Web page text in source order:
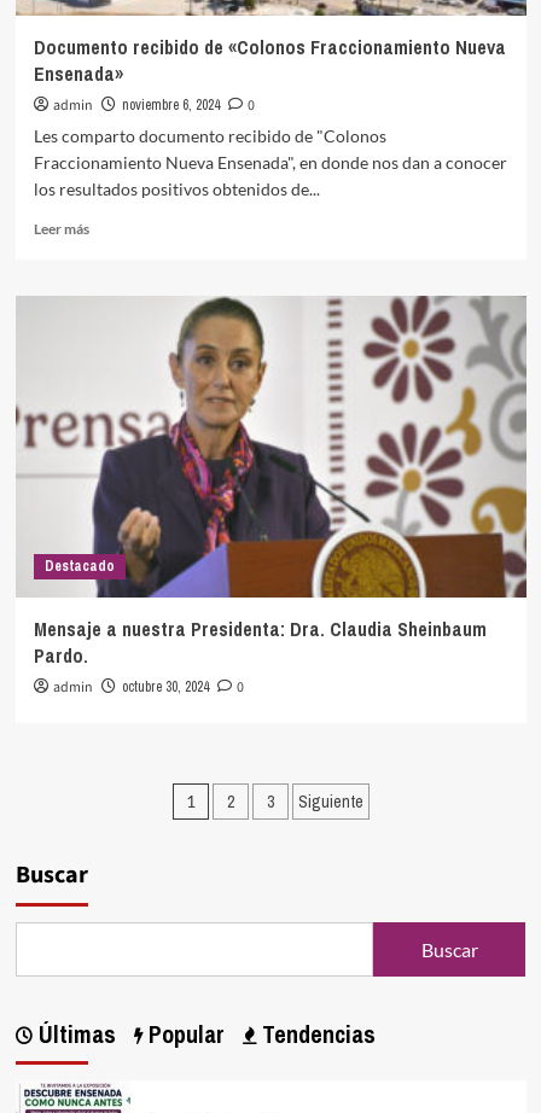
Documento recibido de «Colonos Fraccionamiento Nueva
Ensenada»
admin noviembre 6, 2024
0
Les comparto documento recibido de "Colonos
Fraccionamiento Nueva Ensenada", en donde nos dan a conocer
los resultados positivos obtenidos de...
Leer másLeer
Documento
Fraccionamiento
Nueva
Ensenada»
Destacado
Mensaje a nuestra Presidenta: Dra. Claudia Sheinbaum
Pardo.
admin octubre 30, 2024 0
Paginación
1 2 3 Siguiente
Buscar
Buscar
Últimas Popular Tendencias